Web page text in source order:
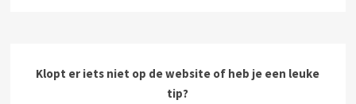
Klopt er iets niet op de website of heb je een leuke
tip?